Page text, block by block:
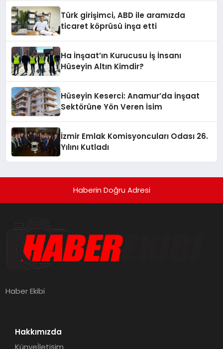
Türk girişimci, ABD ile aramızda
ticaret köprüsü inşa etti
Ha İnşaat’ın Kurucusu İş İnsanı
Hüseyin Altın Kimdir?
Hüseyin Keserci: Anamur’da İnşaat
Sektörüne Yön Veren İsim
İzmir Emlak Komisyoncuları Odası 26.
Yılını Kutladı
Haberin Doğru Adresi
Haber Ekibi
Hakkımızda
Künyeİletişim